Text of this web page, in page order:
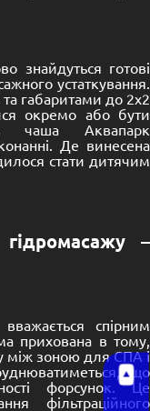
знайдуться готові
устаткування.
габаритами до 2х2
окремо або бути
чаша Аквапарк
Де винесена
стати дитячим
–
спірним
прихована в тому,
між зоною для СПА і
що
форсунок. Це
фільтраційного